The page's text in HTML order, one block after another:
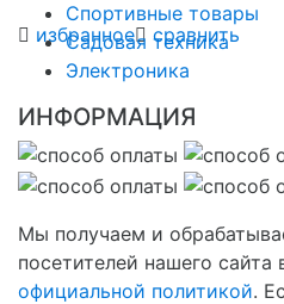
избранное сравнить
Спортивные товары
Садовая техника
Электроника
ИНФОРМАЦИЯ
Мы получаем и
посетителей нашего сайта
официальной политикой.